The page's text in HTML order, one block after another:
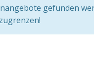
gefunden